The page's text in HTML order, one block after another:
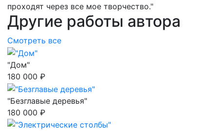
проходят через все мое творчество."
Другие работы автора
Смотреть все
"Дом"
180 000 ₽
"Безглавые деревья"
180 000 ₽